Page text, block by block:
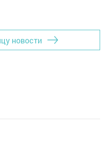
новости